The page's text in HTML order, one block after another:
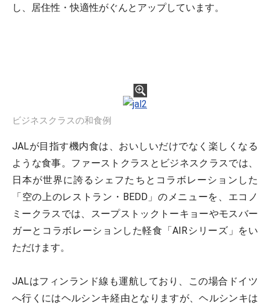
し、居住性・快適性がぐんとアップしています。
ビジネスクラスの和食例
JALが目指す機内食は、おいしいだけでなく楽しくなる
ような食事。ファーストクラスとビジネスクラスでは、
日本が世界に誇るシェフたちとコラボレーションした
「空の上のレストラン・BEDD」のメニューを、エコノ
ミークラスでは、スープストックトーキョーやモスバー
ガーとコラボレーションした軽食「AIRシリーズ」をい
ただけます。
JALはフィンランド線も運航しており、この場合ドイツ
へ行くにはヘルシンキ経由となりますが、ヘルシンキは